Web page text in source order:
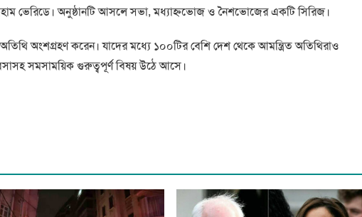
ভেরিডে। অনুষ্ঠানটি আসলে সভা, মধ্যাহ্নভোজ ও নৈশভোজের একটি সিরিজ।
অতিথি অংশগ্রহণ করেন। যাদের মধ্যে ১০০টির বেশি দেশ থেকে আমন্ত্রিত অতিথিরাও
সমসাময়িক গুরুত্বপূর্ণ বিষয় উঠে আসে।